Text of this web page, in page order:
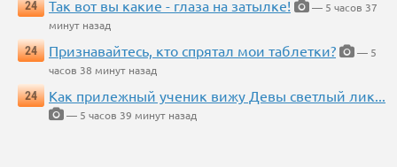
24
Так вот вы какие - глаза на затылке!
— 5 часов 37
минут назад
24
Признавайтесь, кто спрятал мои таблетки?
— 5
часов 38 минут назад
24
Как прилежный ученик вижу Девы светлый лик...
— 5 часов 39 минут назад